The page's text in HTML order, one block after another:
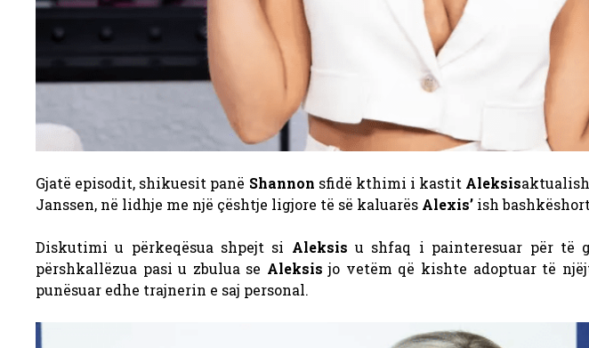
Gjatë episodit, shikuesit panë Shannon sfidë kthimi i kastit Aleksis
Janssen, në lidhje me një çështje ligjore të së kaluarës Alexis’ ish
Diskutimi u përkeqësua shpejt si Aleksis u shfaq i painteresuar për të
përshkallëzua pasi u zbulua se Aleksis jo vetëm që kishte adoptuar të
punësuar edhe trajnerin e saj personal.